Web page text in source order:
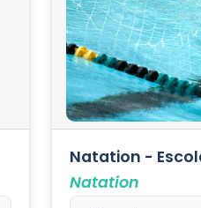
Natation -
Natation